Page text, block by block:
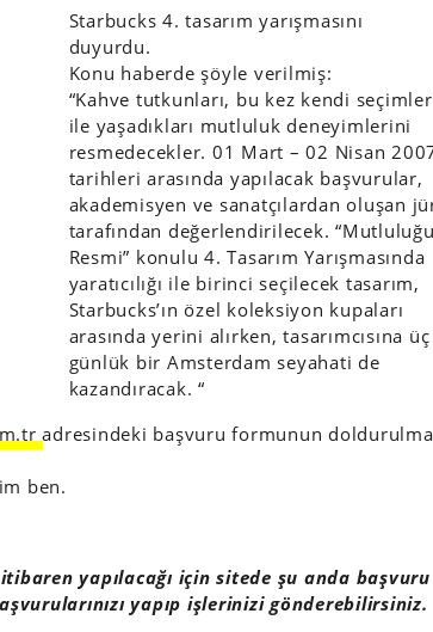
Starbucks 4. tasarım yarışmasını
duyurdu.
Konu haberde şöyle verilmiş:
“Kahve tutkunları, bu kez kendi
ile yaşadıkları mutluluk deneyimlerini
resmedecekler. 01 Mart – 02 Nisan
tarihleri arasında yapılacak başvurular,
akademisyen ve sanatçılardan oluşan
tarafından değerlendirilecek.
Resmi” konulu 4. Tasarım Yarışmasında
yaratıcılığı ile birinci seçilecek tasarım,
Starbucks’ın özel koleksiyon kupaları
arasında yerini alırken, tasarımcısına üç
günlük bir Amsterdam seyahati de
kazandıracak. “
adresindeki başvuru formunun
ben.
yapılacağı için sitede şu anda başvuru
yapıp işlerinizi gönderebilirsiniz.